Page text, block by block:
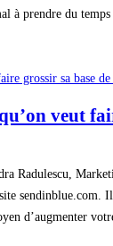
à prendre du
veut
Radulescu,
sendinblue.com.
d’augmenter